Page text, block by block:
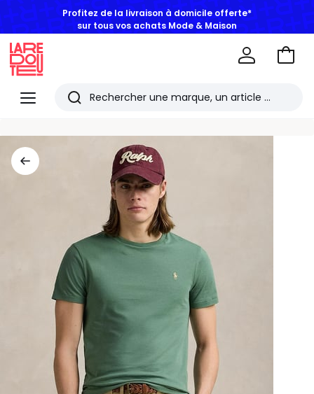
Profitez de la livraison à domicile offerte*
sur tous vos achats Mode & Maison
Menu
Redoute
Rechercher
derniers
consultés
Aller